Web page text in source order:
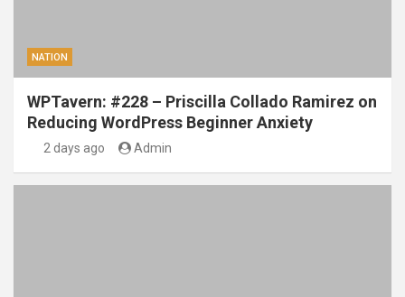
NATION
WPTavern: #228 – Priscilla Collado Ramirez on
Reducing WordPress Beginner Anxiety
2 days ago Admin